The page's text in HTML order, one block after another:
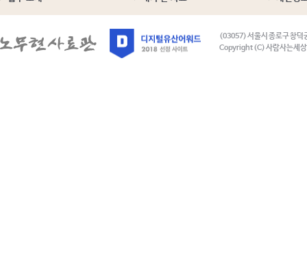
(03057) 서울시 종로구 창덕
Copyright (C) 사람사는세